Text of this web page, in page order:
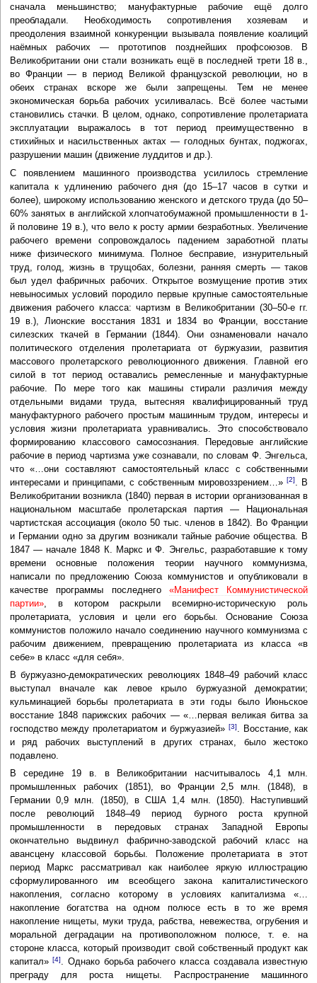
сначала меньшинство; мануфактурные рабочие ещё долго
преобладали. Необходимость сопротивления хозяевам и
преодоления взаимной конкуренции вызывала появление коалиций
наёмных рабочих — прототипов позднейших профсоюзов. В
Великобритании они стали возникать ещё в последней трети 18 в.,
во Франции — в период Великой французской революции, но в
обеих странах вскоре же были запрещены. Тем не менее
экономическая борьба рабочих усиливалась. Всё более частыми
становились стачки. В целом, однако, сопротивление пролетариата
эксплуатации выражалось в тот период преимущественно в
стихийных и насильственных актах — голодных бунтах, поджогах,
разрушении машин (движение луддитов и др.).
С появлением машинного производства усилилось стремление
капитала к удлинению рабочего дня (до 15–17 часов в сутки и
более), широкому использованию женского и детского труда (до 50–
60% занятых в английской хлопчатобумажной промышленности в 1-
й половине 19 в.), что вело к росту армии безработных. Увеличение
рабочего времени сопровождалось падением заработной платы
ниже физического минимума. Полное бесправие, изнурительный
труд, голод, жизнь в трущобах, болезни, ранняя смерть — таков
был удел фабричных рабочих. Открытое возмущение против этих
невыносимых условий породило первые крупные самостоятельные
движения рабочего класса: чартизм в Великобритании (30–50-е гг.
19 в.), Лионские восстания 1831 и 1834 во Франции, восстание
силезских ткачей в Германии (1844). Они ознаменовали начало
политического отделения пролетариата от буржуазии, развития
массового пролетарского революционного движения. Главной его
силой в тот период оставались ремесленные и мануфактурные
рабочие. По мере того как машины стирали различия между
отдельными видами труда, вытесняя квалифицированный труд
мануфактурного рабочего простым машинным трудом, интересы и
условия жизни пролетариата уравнивались. Это способствовало
формированию классового самосознания. Передовые английские
рабочие в период чартизма уже сознавали, по словам Ф. Энгельса,
что «…они составляют самостоятельный класс с собственными
интересами и принципами, с собственным мировоззрением…»[2]
. В
Великобритании возникла (1840) первая в истории организованная в
национальном масштабе пролетарская партия — Национальная
чартистская ассоциация (около 50 тыс. членов в 1842). Во Франции
и Германии одно за другим возникали тайные рабочие общества. В
1847 — начале 1848 К. Маркс и Ф. Энгельс, разработавшие к тому
времени основные положения теории научного коммунизма,
написали по предложению Союза коммунистов и опубликовали в
качестве программы последнего «Манифест Коммунистической
партии», в котором раскрыли всемирно-историческую роль
пролетариата, условия и цели его борьбы. Основание Союза
коммунистов положило начало соединению научного коммунизма с
рабочим движением, превращению пролетариата из класса «в
себе» в класс «для себя».
В буржуазно-демократических революциях 1848–49 рабочий класс
выступал вначале как левое крыло буржуазной демократии;
кульминацией борьбы пролетариата в эти годы было Июньское
восстание 1848 парижских рабочих — «…первая великая битва за
господство между пролетариатом и буржуазией» [3]. Восстание, как
и ряд рабочих выступлений в других странах, было жестоко
подавлено.
В середине 19 в. в Великобритании насчитывалось 4,1 млн.
промышленных рабочих (1851), во Франции 2,5 млн. (1848), в
Германии 0,9 млн. (1850), в США 1,4 млн. (1850). Наступивший
после революций 1848–49 период бурного роста крупной
промышленности в передовых странах Западной Европы
окончательно выдвинул фабрично-заводской рабочий класс на
авансцену классовой борьбы. Положение пролетариата в этот
период Маркс рассматривал как наиболее яркую иллюстрацию
сформулированного им всеобщего закона капиталистического
накопления, согласно которому в условиях капитализма «…
накопление богатства на одном полюсе есть в то же время
накопление нищеты, муки труда, рабства, невежества, огрубения и
моральной деградации на противоположном полюсе, т. е. на
стороне класса, который производит свой собственный продукт как
капитал»[4]. Однако борьба рабочего класса создавала известную
преграду для роста нищеты. Распространение машинного